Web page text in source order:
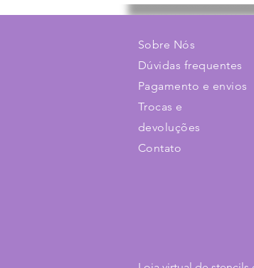
Sobre Nós
Dúvidas frequentes
Pagamento e envios
Trocas e
devoluções
Contato